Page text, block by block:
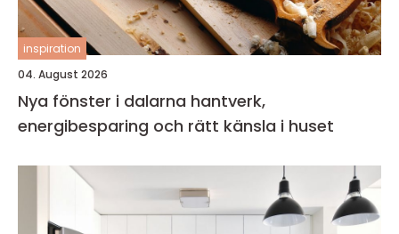
inspiration
04. August 2026
Nya fönster i dalarna hantverk,
energibesparing och rätt känsla i huset